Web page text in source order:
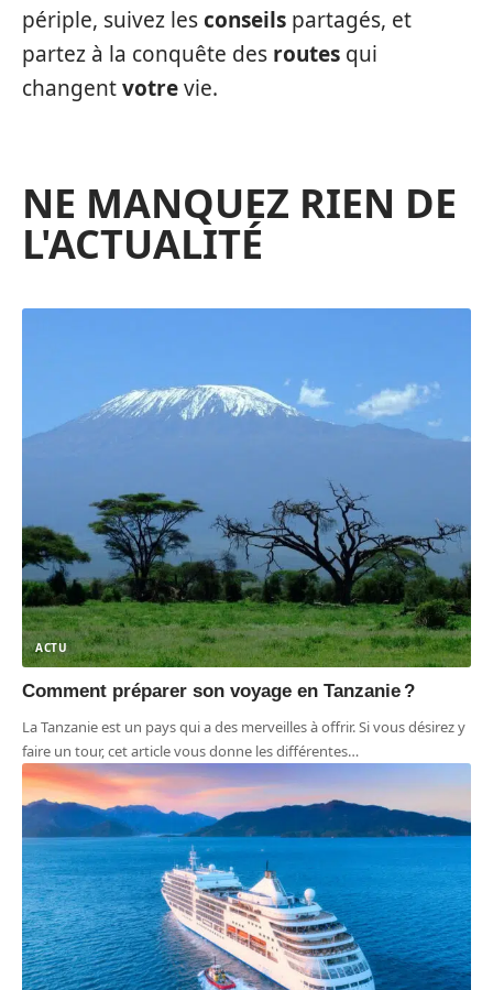
périple, suivez lesconseils partagés, et
partez à la conquête des routes qui
changentvotrevie.
NE MANQUEZ RIEN DE
L'ACTUALITÉ
ACTU
Comment préparer son voyage en Tanzanie ?
La Tanzanie est un pays qui a des merveilles à offrir. Si vous désirez y
faire un tour, cet article vous donne les différentes…